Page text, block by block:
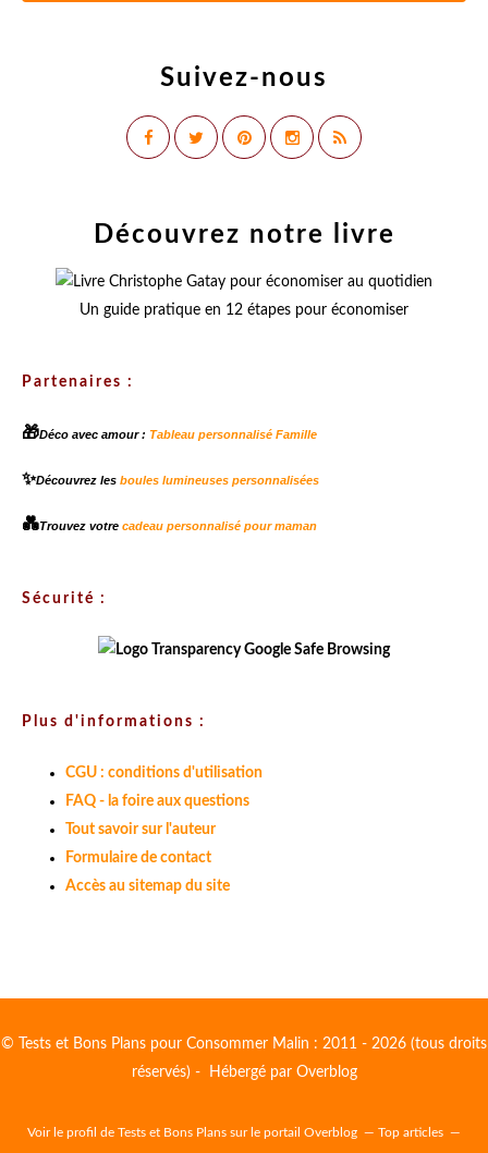
Suivez-nous
Découvrez notre livre
Un guide pratique en 12 étapes pour économiser
Partenaires :
🎁Déco avec amour : Tableau personnalisé Famille
✨Découvrez les boules lumineuses personnalisées
💑Trouvez votre cadeau personnalisé pour maman
Sécurité :
Plus d'informations :
CGU : conditions d'utilisation
FAQ - la foire aux questions
Tout savoir sur l'auteur
Formulaire de contact
Accès au sitemap du site
© Tests et Bons Plans pour Consommer Malin : 2011 - 2026 (tous droits
réservés) - Hébergé par Overblog
Voir le profil de Tests et Bons Plans sur le portail Overblog Top articles